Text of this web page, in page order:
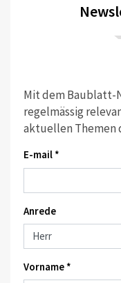
Mit dem Baublatt-
regelmässig
aktuellen Themen
E-mail *
Anrede
Vorname *